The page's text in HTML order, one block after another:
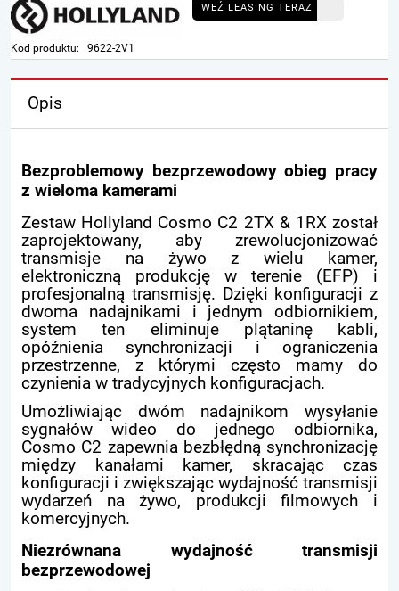
Kod produktu: 9622-2V1
WEŹ LEASING TERAZ
Opis
Bezproblemowy bezprzewodowy obieg pracy
z wieloma kamerami
Zestaw Hollyland Cosmo C2 2TX & 1RX został
zaprojektowany, aby zrewolucjonizować
transmisje na żywo z wielu kamer,
elektroniczną produkcję w terenie (EFP) i
profesjonalną transmisję. Dzięki konfiguracji z
dwoma nadajnikami i jednym odbiornikiem,
system ten eliminuje plątaninę kabli,
opóźnienia synchronizacji i ograniczenia
przestrzenne, z którymi często mamy do
czynienia w tradycyjnych konfiguracjach.
Umożliwiając dwóm nadajnikom wysyłanie
sygnałów wideo do jednego odbiornika,
Cosmo C2 zapewnia bezbłędną synchronizację
między kanałami kamer, skracając czas
konfiguracji i zwiększając wydajność transmisji
wydarzeń na żywo, produkcji filmowych i
komercyjnych.
Niezrównana wydajność transmisji
bezprzewodowej